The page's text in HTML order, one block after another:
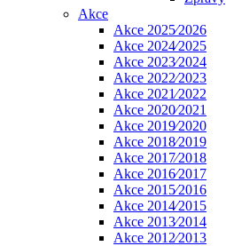
Akce
Akce 2025⁄2026
Akce 2024⁄2025
Akce 2023⁄2024
Akce 2022⁄2023
Akce 2021⁄2022
Akce 2020⁄2021
Akce 2019⁄2020
Akce 2018⁄2019
Akce 2017⁄2018
Akce 2016⁄2017
Akce 2015⁄2016
Akce 2014⁄2015
Akce 2013⁄2014
Akce 2012⁄2013